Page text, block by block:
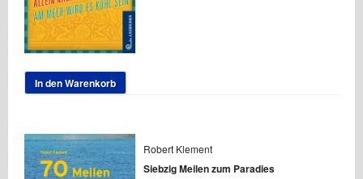
In den Warenkorb
Robert Klement
Siebzig Meilen zum Paradies